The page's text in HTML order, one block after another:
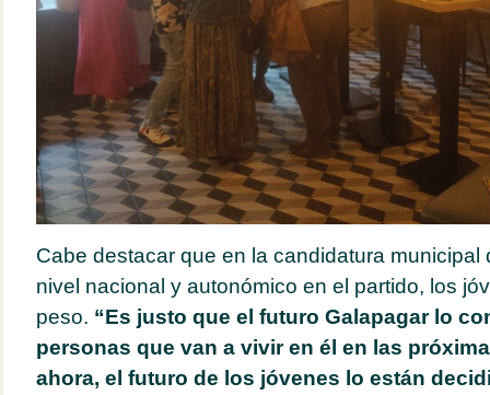
Cabe destacar que en la candidatura municipal
nivel nacional y autonómico en el partido, los
peso. “Es justo que el futuro Galapagar lo
personas que van a vivir en él en las
ahora, el futuro de los jóvenes lo están